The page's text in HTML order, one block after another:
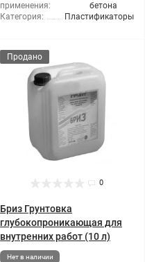
применения:
бетона
Категория:
Пластификаторы
Продано
0
Бриз Грунтовка
глубокопроникающая для
внутренних работ (10 л)
Нет в наличии